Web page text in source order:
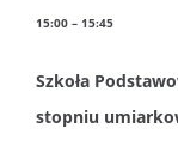
15:00 – 15:45
Szkoła
stopniu